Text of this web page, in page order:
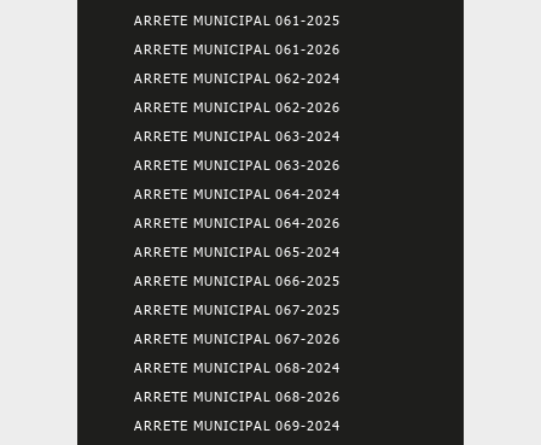
ARRETE MUNICIPAL 061-2025
ARRETE MUNICIPAL 061-2026
ARRETE MUNICIPAL 062-2024
ARRETE MUNICIPAL 062-2026
ARRETE MUNICIPAL 063-2024
ARRETE MUNICIPAL 063-2026
ARRETE MUNICIPAL 064-2024
ARRETE MUNICIPAL 064-2026
ARRETE MUNICIPAL 065-2024
ARRETE MUNICIPAL 066-2025
ARRETE MUNICIPAL 067-2025
ARRETE MUNICIPAL 067-2026
ARRETE MUNICIPAL 068-2024
ARRETE MUNICIPAL 068-2026
ARRETE MUNICIPAL 069-2024